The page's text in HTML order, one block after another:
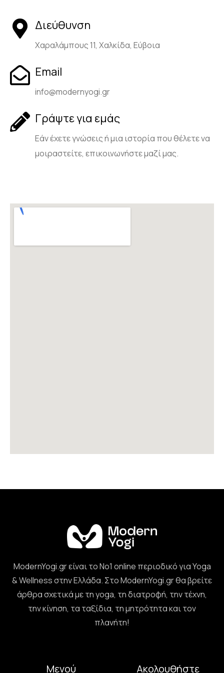
Διεύθυνση
Χαραλάμπους 11, Χαλκίδα, Εύβοια
Email
info@modernyogi.gr
Γράψτε για εμάς
Εάν έχετε γνώσεις ή μια ιστορία που θέλετε να
μοιραστείτε, επικοινωνήστε μαζί μας.
ModernYogi.gr είναι το Νο1 online περιοδικό για Yoga
& Wellness στην Ελλάδα. Στο ModernYogi.gr θα βρείτε
άρθρα σχετικά με τη yoga, τη διατροφή, την τέχνη,
την κίνηση, τα ταξίδια, τη μητρότητα και τον
πλανήτη!
Μενού Ακολουθήστε